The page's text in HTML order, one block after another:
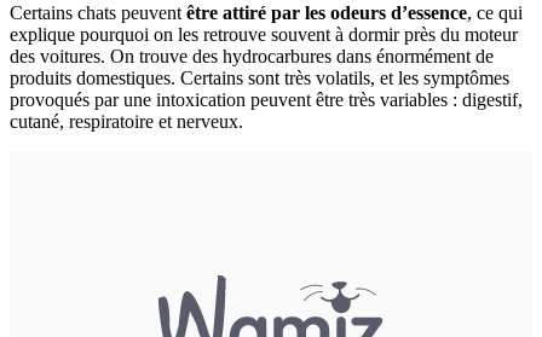
Certains chats peuvent être attiré par les odeurs d’essence, ce qui
explique pourquoi on les retrouve souvent à dormir près du moteur
des voitures. On trouve des hydrocarbures dans énormément de
produits domestiques. Certains sont très volatils, et les symptômes
provoqués par une intoxication peuvent être très variables : digestif,
cutané, respiratoire et nerveux.